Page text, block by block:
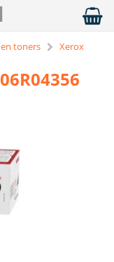
toners
Xerox